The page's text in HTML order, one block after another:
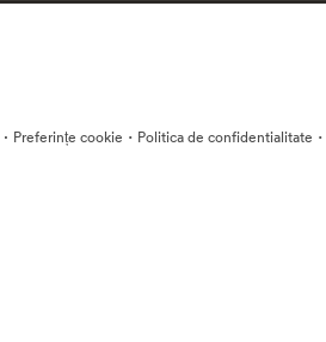
· Preferințe cookie · Politica de confidentialitate ·